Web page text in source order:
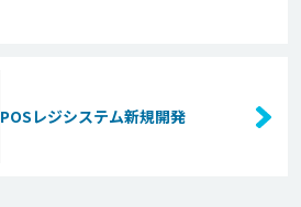
POSレジシステム新規開発